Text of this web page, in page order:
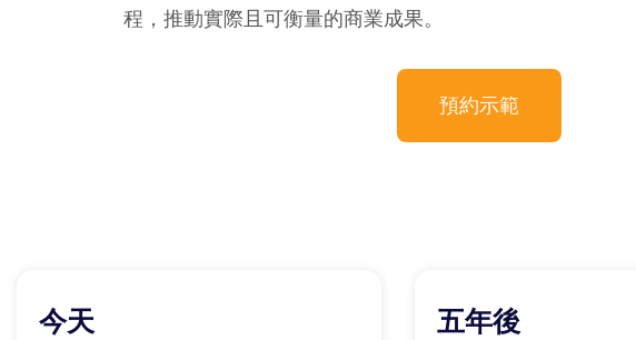
程，推動實際且可衡量的商業成果。
預約示範
今天 五年後